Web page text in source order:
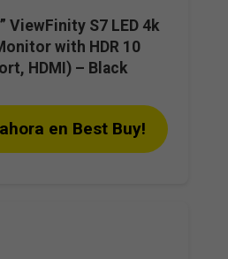
ViewFinity S7 LED 4k
with HDR 10
HDMI) – Black
en Best Buy!